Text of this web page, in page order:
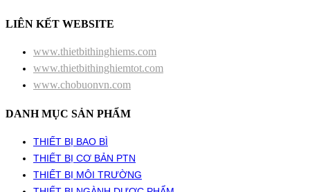
LIÊN KẾT WEBSITE
www.thietbithinghiems.com
www.thietbithinghiemtot.com
www.chobuonvn.com
DANH MỤC SẢN PHẨM
THIẾT BỊ BAO BÌ
THIẾT BỊ CƠ BẢN PTN
THIẾT BỊ MÔI TRƯỜNG